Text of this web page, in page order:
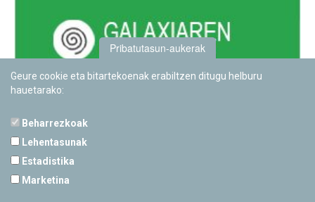
Pribatutasun-aukerak
Geure cookie eta bitartekoenak erabiltzen ditugu helburu
hauetarako:
Beharrezkoak
Lehentasunak
Estadistika
Marketina